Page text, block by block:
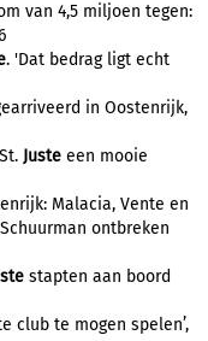
van 4,5 miljoen tegen:
. 'Dat bedrag ligt echt
in Oostenrijk,
Juste een mooie
Malacia, Vente en
ontbreken
stapten aan boord
club te mogen spelen’,